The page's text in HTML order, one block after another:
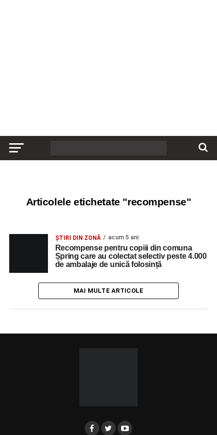
Articolele etichetate "recompense"
ȘTIRI DIN ZONĂ acum 5 ani
Recompense pentru copiii din comuna
Șpring care au colectat selectiv peste 4.000
de ambalaje de unică folosință
MAI MULTE ARTICOLE